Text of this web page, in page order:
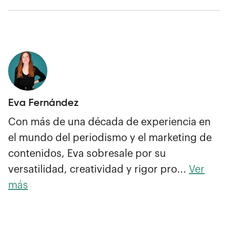
Eva Fernández
Con más de una década de experiencia en
el mundo del periodismo y el marketing de
contenidos, Eva sobresale por su
versatilidad, creatividad y rigor pro... Ver
más